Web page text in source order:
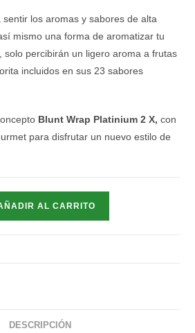
los aromas y sabores de alta
mismo una forma de aromatizar tu
solo percibirán un ligero aroma a frutas
incluidos en sus 23 sabores
Blunt Wrap Platinium 2 X, con
para disfrutar un nuevo estilo de
AL CARRITO
DESCRIPCIÓN